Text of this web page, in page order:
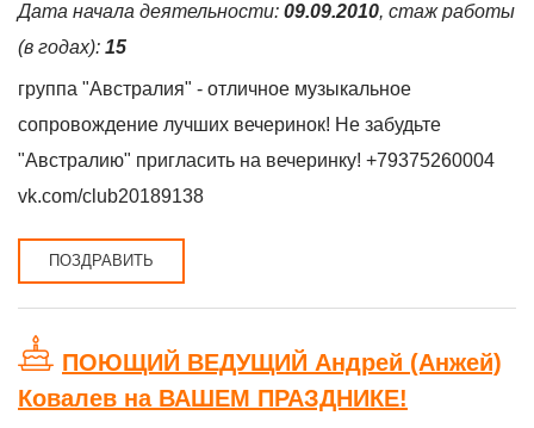
Дата начала деятельности: 09.09.2010, стаж работы
(в годах): 15
группа "Австралия" - отличное музыкальное
сопровождение лучших вечеринок! Не забудьте
"Австралию" пригласить на вечеринку! +79375260004
vk.com/club20189138
ПОЗДРАВИТЬ
ПОЮЩИЙ ВЕДУЩИЙ Андрей (Анжей)
Ковалев на ВАШЕМ ПРАЗДНИКЕ!